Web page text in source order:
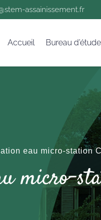
assainissement.fr
Accueil Bureau d’étude
eau micro-station
micro-